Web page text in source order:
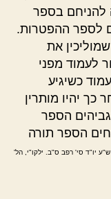
להניחם בספר
לספר ההפטרות.
את
לעמוד מפני
כשיגיע
כך יהיו מותרין
הספר
הספר תורה
יו"ד סי' רפב ס"ב. ילקו"י, הל'